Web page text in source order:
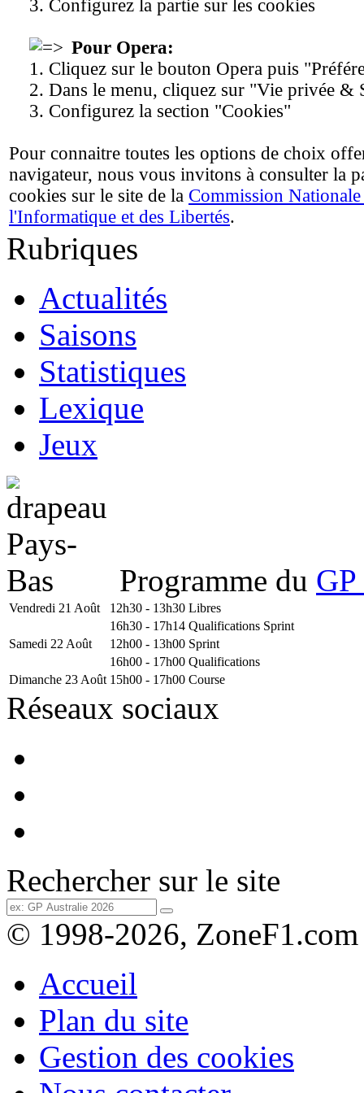
3. Configurez la partie sur les cookies
Pour Opera:
1. Cliquez sur le bouton Opera puis
2. Dans le menu, cliquez sur "Vie privée &
3. Configurez la section "Cookies"
Pour connaitre toutes les options de choix
navigateur, nous vous invitons à consulter la
cookies sur le site de la Commission Nationale
l'Informatique et des Libertés.
Rubriques
Actualités
Saisons
Statistiques
Lexique
Jeux
Programme du
Vendredi 21 Août 12h30 - 13h30 Libres
16h30 - 17h14 Qualifications Sprint
Samedi 22 Août
12h00 - 13h00 Sprint
16h00 - 17h00 Qualifications
Dimanche 23 Août 15h00 - 17h00 Course
Réseaux sociaux
Rechercher sur le site
© 1998-2026, ZoneF1.com
Accueil
Plan du site
Gestion des cookies